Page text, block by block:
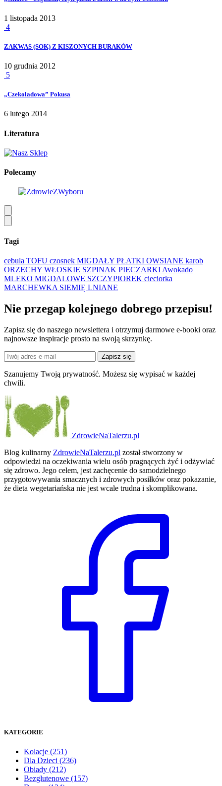
1 listopada 2013
4
ZAKWAS (SOK) Z KISZONYCH BURAKÓW
10 grudnia 2012
5
„Czekoladowa” Pokusa
6 lutego 2014
Literatura
Polecamy
Tagi
cebula TOFU czosnek MIGDAŁY PŁATKI OWSIANE karob
ORZECHY WŁOSKIE SZPINAK PIECZARKI Awokado
MLEKO MIGDALOWE SZCZYPIOREK cieciorka
MARCHEWKA SIEMIĘ LNIANE
Nie przegap kolejnego dobrego przepisu!
Zapisz się do naszego newslettera i otrzymuj darmowe e-booki oraz
najnowsze inspiracje prosto na swoją skrzynkę.
Zapisz się
Szanujemy Twoją prywatność. Możesz się wypisać w każdej
chwili.
ZdrowieNaTalerzu.pl
Blog kulinarny ZdrowieNaTalerzu.pl został stworzony w
odpowiedzi na oczekiwania wielu osób pragnących żyć i odżywiać
się zdrowo. Jego celem, jest zachęcenie do samodzielnego
przygotowywania smacznych i zdrowych posiłków oraz pokazanie,
że dieta wegetariańska nie jest wcale trudna i skomplikowana.
KATEGORIE
Kolacje (251)
Dla Dzieci (236)
Obiady (212)
Bezglutenowe (157)